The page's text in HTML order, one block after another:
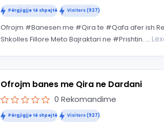
Përgjigjje të shpejtë Visitors (927)
Ofrojm #Banesen me #Qira te #Qafa afer ish
Shkolles Fillore Meto Bajraktari ne #Prishtin. ...
Ofrojm banes me Qira ne Dardani
0 Rekomandime
Përgjigjje të shpejtë Visitors (927)